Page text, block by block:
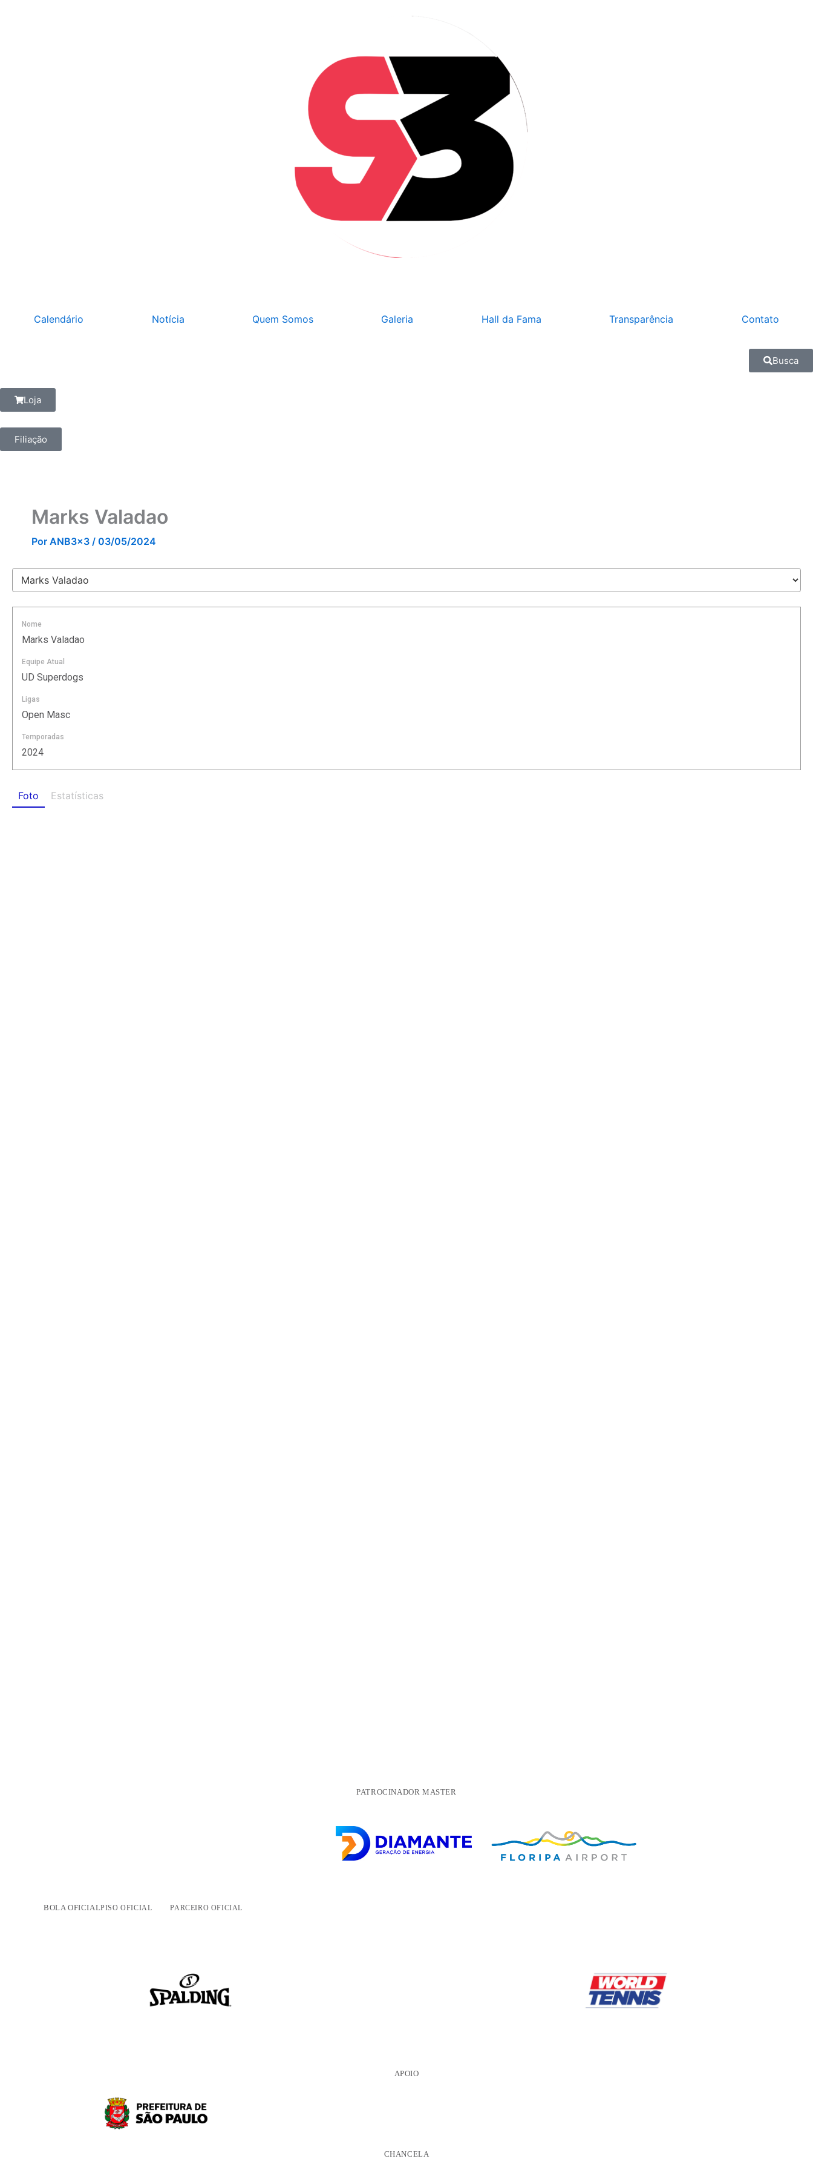
Calendário Notícia Quem Somos Galeria Hall da Fama Transparência Contato
Busca
Loja
Filiação
Marks Valadao
Por ANB3x3 / 03/05/2024
Nome
Marks Valadao
Equipe Atual
UD Superdogs
Ligas
Open Masc
Temporadas
2024
Foto Estatísticas
PATROCINADOR MASTER
BOLA OFICIALPISO OFICIAL PARCEIRO OFICIAL
APOIO
CHANCELA